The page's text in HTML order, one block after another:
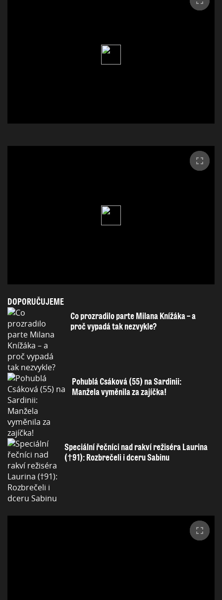
DOPORUČUJEME
Co prozradilo parte Milana Knížáka – a
proč vypadá tak nezvykle?
Pohublá Csáková (55) na Sardinii:
Manžela vyměnila za zajíčka!
Speciální řečníci nad rakví režiséra Laurina
(†91): Rozbrečeli i dceru Sabinu